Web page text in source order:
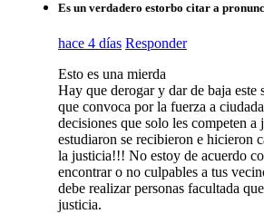
Es un verdadero estorbo citar a
hace 4 días Responder
Esto es una mierda
Hay que derogar y dar de baja este
que convoca por la fuerza a
decisiones que solo les competen a
estudiaron se recibieron e hicieron
la justicia!!! No estoy de acuerdo
encontrar o no culpables a tus
debe realizar personas facultada
justicia.